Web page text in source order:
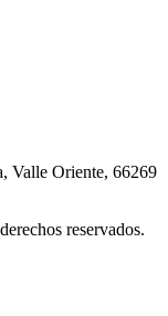
Valle Oriente, 66269
reservados.